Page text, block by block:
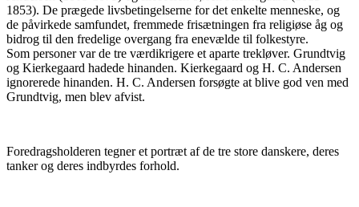
1853). De prægede livsbetingelserne for det enkelte menneske, og
de påvirkede samfundet, fremmede frisætningen fra religiøse åg og
bidrog til den fredelige overgang fra enevælde til folkestyre.
Som personer var de tre værdikrigere et aparte trekløver. Grundtvig
og Kierkegaard hadede hinanden. Kierkegaard og H. C. Andersen
ignorerede hinanden. H. C. Andersen forsøgte at blive god ven med
Grundtvig, men blev afvist.
Foredragsholderen tegner et portræt af de tre store danskere, deres
tanker og deres indbyrdes forhold.